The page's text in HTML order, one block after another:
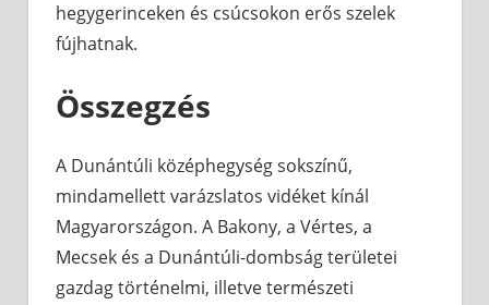
hegygerinceken és csúcsokon erős szelek
fújhatnak.
Összegzés
A Dunántúli középhegység sokszínű,
mindamellett varázslatos vidéket kínál
Magyarországon. A Bakony, a Vértes, a
Mecsek és a Dunántúli-dombság területei
gazdag történelmi, illetve természeti